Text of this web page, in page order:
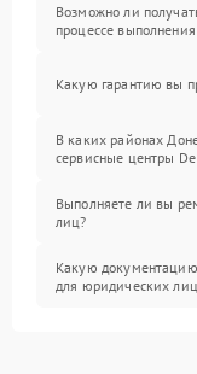
Возможно ли
процессе
Какую гарантию вы
В каких районах
сервисные центры
Выполняете ли вы
лиц?
Какую
для юридических